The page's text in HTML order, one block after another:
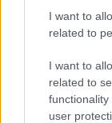
I want to
related to
I want to
related to
user